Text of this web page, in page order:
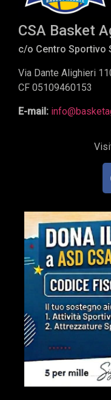
CSA Basket
c/o Centro Sportivo
Via Dante Alighieri
CF 05109460153
E-mail: